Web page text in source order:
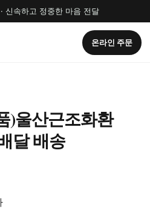
신속하고 정중한 마음 전달
온라인 주문
)울산근조화환
달 배송